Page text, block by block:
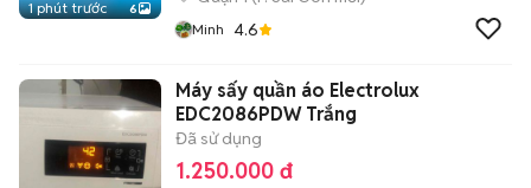
1 phút trước 6
Minh 4.6
Máy sấy quần áo Electrolux
EDC2086PDW Trắng
Đã sử dụng
1.250.000 đ